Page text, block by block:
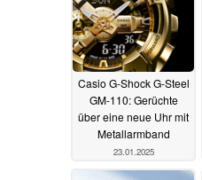
möglich02.02.2025
Casio G-Shock G-Steel
GM-110: Gerüchte
über eine neue Uhr mit
Metallarmband
23.01.2025